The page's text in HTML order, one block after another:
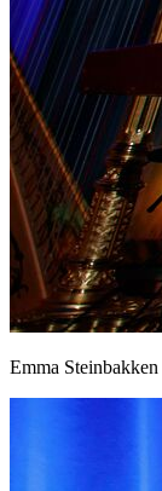
Emma Steinbakken